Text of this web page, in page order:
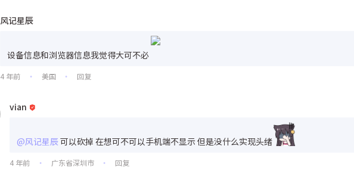
风记星辰
设备信息和浏览器信息我觉得大可不必
4 年前 • 美国 • 回复
vian
@风记星辰可以砍掉 在想可不可以手机端不显示 但是没什么实现头绪
4 年前 • 广东省深圳市 • 回复